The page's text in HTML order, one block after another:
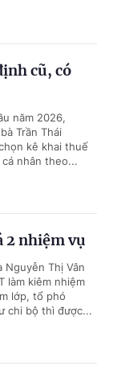
cũ, có
năm 2026,
Trần Thái
kê khai thuế
nhân theo...
2 nhiệm vụ
Nguyễn Thị Vân
làm kiêm nhiệm
lớp, tổ phó
chi bộ thì được...